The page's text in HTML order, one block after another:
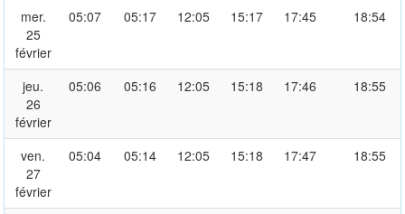
mer.
25
février
05:07 05:17 12:05 15:17 17:45 18:54
jeu.
26
février
05:06 05:16 12:05 15:18 17:46 18:55
ven.
27
février
05:04 05:14 12:05 15:18 17:47 18:55